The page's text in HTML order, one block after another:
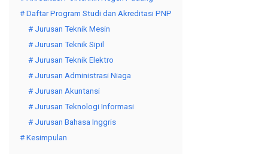
# Daftar Program Studi dan Akreditasi PNP
# Jurusan Teknik Mesin
# Jurusan Teknik Sipil
# Jurusan Teknik Elektro
# Jurusan Administrasi Niaga
# Jurusan Akuntansi
# Jurusan Teknologi Informasi
# Jurusan Bahasa Inggris
# Kesimpulan